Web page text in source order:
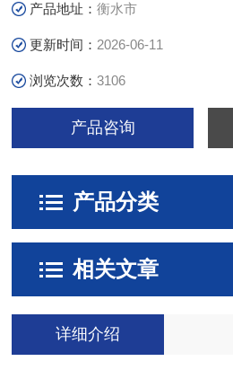
产品地址：衡水市
更新时间： 2026-06-11
浏览次数：3106
产品咨询
产品分类
相关文章
详细介绍